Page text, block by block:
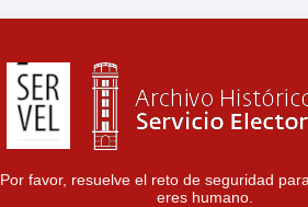
Por favor, resuelve el reto de seguridad
eres humano.